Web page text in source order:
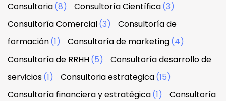
Consultoria(8) Consultoría Científica(3)
Consultoría Comercial(3)
Consultoría de
formación(1) Consultoría de marketing(4)
Consultoría de RRHH(5)
Consultoría desarrollo de
servicios(1) Consultoria estrategica(15)
Consultoría financiera y estratégica(1)
Consultoría